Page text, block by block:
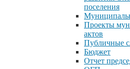
поселения
Проекты
актов
Публичные
Бюджет
Отчет